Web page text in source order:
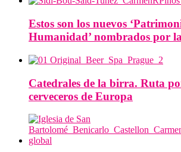
Estos son los nuevos
Humanidad’ nombrados por
Catedrales de la birra. Ruta
cerveceros de Europa